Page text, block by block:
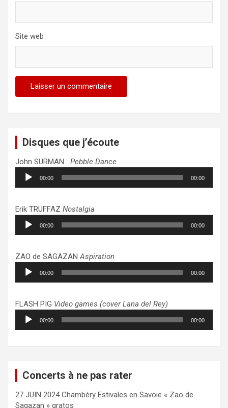
Site web
Disques que j’écoute
John SURMAN Pebble Dance
Lecteur
audio
00:00 00:00
Erik TRUFFAZ Nostalgia
Lecteur
audio
00:00 00:00
ZAO de SAGAZANAspiration
Lecteur
audio
00:00 00:00
FLASH PIG Video games (cover Lana del Rey)
Lecteur
audio
00:00 00:00
Concerts à ne pas rater
27 JUIN 2024 Chambéry Estivales en Savoie « Zao de
Sagazan » gratos